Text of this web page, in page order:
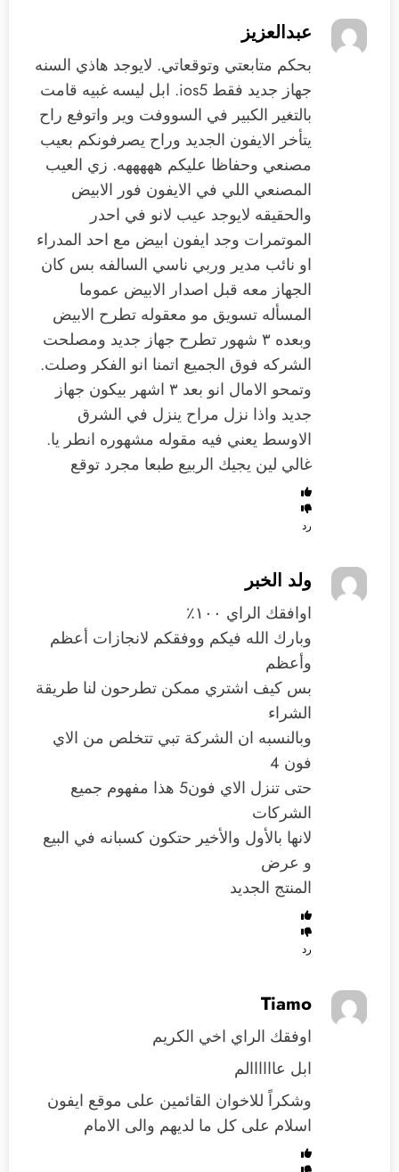
عبدالعزيز
بحكم متابعتي وتوقعاتي. لايوجد هاذي السنه
جهاز جديد فقط ios5. ابل ليسه غبيه قامت
بالتغير الكبير في السووفت وير واتوفع راح
يتأخر الايفون الجديد وراح يصرفونكم بعيب
مصنعي وحفاظا عليكم هههههه. زي العيب
المصنعي اللي في الايفون فور الابيض
والحقيقه لايوجد عيب لانو في احدر
الموتمرات وجد ايفون ابيض مع احد المدراء
او نائب مدير وربي ناسي السالفه بس كان
الجهاز معه قبل اصدار الابيض عموما
المسأله تسويق مو معقوله تطرح الابيض
وبعده ٣ شهور تطرح جهاز جديد ومصلحت
الشركه فوق الجميع اتمنا انو الفكر وصلت.
وتمحو الامال انو بعد ٣ اشهر بيكون جهاز
جديد واذا نزل مراح ينزل في الشرق
الاوسط يعني فيه مقوله مشهوره انطر يا.
غالي لين يجيك الربيع طبعا مجرد توقع
رد
ولد الخبر
اوافقك الراي ١٠٠٪
وبارك الله فيكم ووفقكم لانجازات أعظم
وأعظم
بس كيف اشتري ممكن تطرحون لنا طريقة
الشراء
وبالنسبه ان الشركة تبي تتخلص من الاي
فون 4
حتى تنزل الاي فون5 هذا مفهوم جميع
الشركات
لانها بالأول والأخير حتكون كسبانه في البيع
و عرض
المنتج الجديد
رد
Tiamo
اوفقك الراي اخي الكريم
ابل عاااااالم
وشكراً للاخوان القائمين على موقع ايفون
اسلام على كل ما لديهم والى الامام